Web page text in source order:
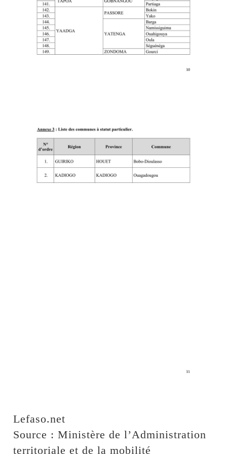
Lefaso.net
Source : Ministère de l’Administration
territoriale et de la mobilité